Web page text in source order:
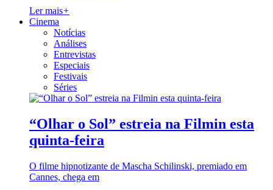
Ler mais+
Cinema
Notícias
Análises
Entrevistas
Especiais
Festivais
Séries
“Olhar o Sol” estreia na Filmin esta
quinta-feira
O filme hipnotizante de Mascha Schilinski, premiado em
Cannes, chega em